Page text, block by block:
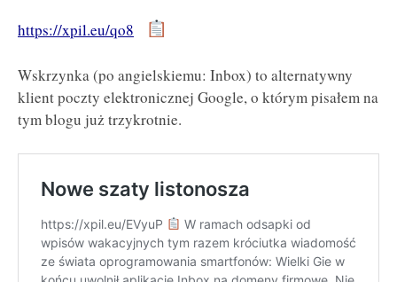
https://xpil.eu/qo8
Wskrzynka (po angielskiemu: Inbox) to alternatywny
klient poczty elektronicznej Google, o którym pisałem na
tym blogu już trzykrotnie.